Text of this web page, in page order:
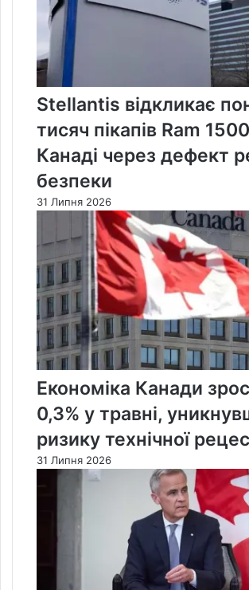
Stellantis відкликає
тисяч пікапів Ram
Канаді через дефект
безпеки
31 Липня 2026
Економіка Канади
0,3% у травні,
ризику технічної
31 Липня 2026